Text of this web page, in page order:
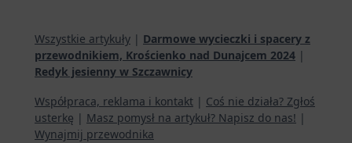
Wszystkie artykuły | Darmowe wycieczki i spacery z
przewodnikiem, Krościenko nad Dunajcem 2024 |
Redyk jesienny w Szczawnicy
Współpraca, reklama i kontakt | Coś nie działa? Zgłoś
usterkę | Masz pomysł na artykuł? Napisz do nas! |
Wynajmij przewodnika